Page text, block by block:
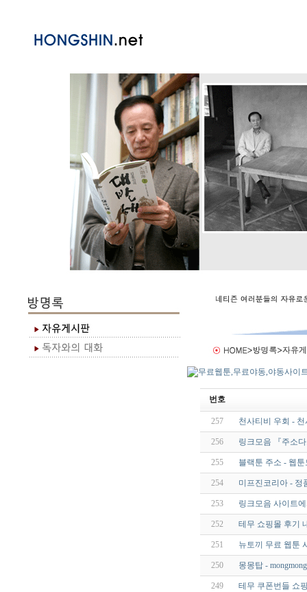
번호
257 천사티비 우회 -
256 링크모음 『주소
255 블랙툰 주소 - 웹
254 미프진코리아 - 정
253 링크모음 사이트
252 테무 쇼핑몰 후기
251 뉴토끼 무료 웹툰
250 몽몽탑 -
249 테무 쿠폰번들 쇼